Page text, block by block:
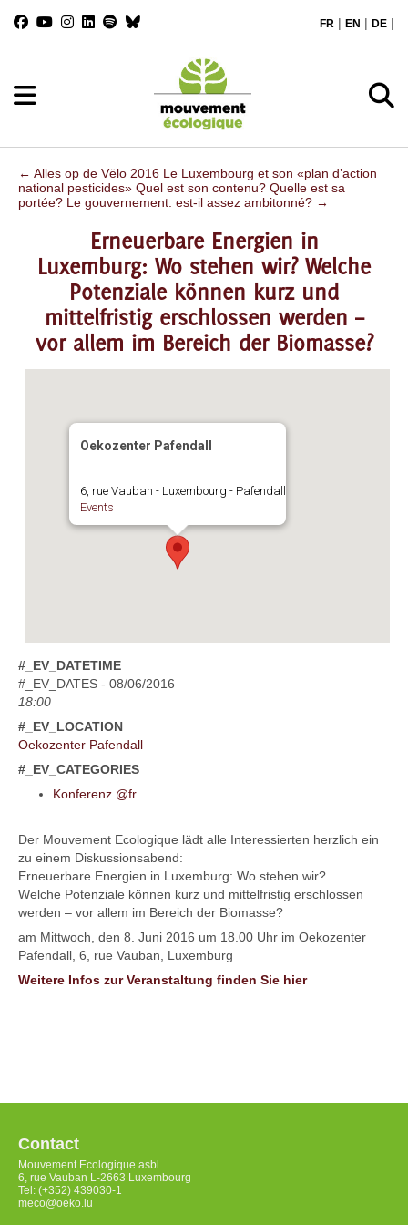
FR | EN | DE |
← Alles op de Vëlo 2016 Le Luxembourg et son «plan d’action
national pesticides» Quel est son contenu? Quelle est sa
portée? Le gouvernement: est-il assez ambitonné? →
Erneuerbare Energien in
Luxemburg: Wo stehen wir? Welche
Potenziale können kurz und
mittelfristig erschlossen werden –
vor allem im Bereich der Biomasse?
Oekozenter Pafendall
6, rue Vauban - Luxembourg - Pafendall
Events
#_EV_DATETIME
#_EV_DATES - 08/06/2016
18:00
#_EV_LOCATION
Oekozenter Pafendall
#_EV_CATEGORIES
Konferenz @fr
Der Mouvement Ecologique lädt alle Interessierten herzlich ein
zu einem Diskussionsabend:
Erneuerbare Energien in Luxemburg: Wo stehen wir?
Welche Potenziale können kurz und mittelfristig erschlossen
werden – vor allem im Bereich der Biomasse?
am Mittwoch, den 8. Juni 2016 um 18.00 Uhr im Oekozenter
Pafendall, 6, rue Vauban, Luxemburg
Weitere Infos zur Veranstaltung finden Sie hier
Contact
Mouvement Ecologique asbl
6, rue Vauban L-2663 Luxembourg
Tel: (+352) 439030-1
meco@oeko.lu